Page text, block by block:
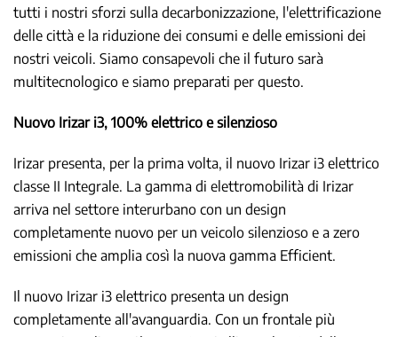
tutti i nostri sforzi sulla decarbonizzazione, l'elettrificazione
delle città e la riduzione dei consumi e delle emissioni dei
nostri veicoli. Siamo consapevoli che il futuro sarà
multitecnologico e siamo preparati per questo.
Nuovo Irizar i3, 100% elettrico e silenzioso
Irizar presenta, per la prima volta, il nuovo Irizar i3 elettrico
classe II Integrale. La gamma di elettromobilità di Irizar
arriva nel settore interurbano con un design
completamente nuovo per un veicolo silenzioso e a zero
emissioni che amplia così la nuova gamma Efficient.
Il nuovo Irizar i3 elettrico presenta un design
completamente all'avanguardia. Con un frontale più